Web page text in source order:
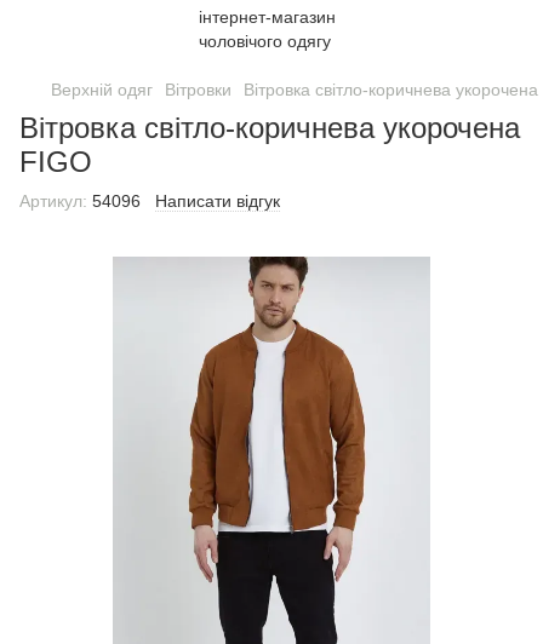
Верхній одяг Вітровки Вітровка світло-коричнева
Вітровка світло-коричнева укорочена
FIGO
Артикул: 54096 Написати відгук